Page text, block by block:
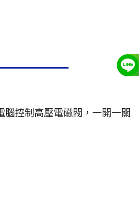
，造成容易 水管阻塞 ，導致水流
及產生鐵銹水，此外銹蝕粗糙的
更容易藏污納垢，大量屯積細菌藻
這樣的用水品質能安心使用嗎? 自
控制高壓電磁閥，一開一關